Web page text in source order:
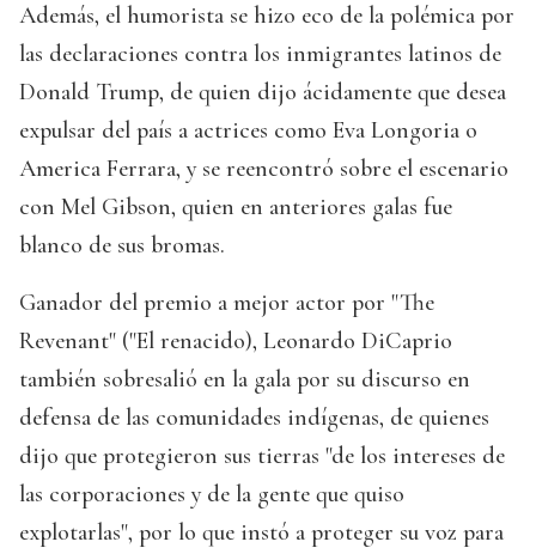
Además, el humorista se hizo eco de la polémica por
las declaraciones contra los inmigrantes latinos de
Donald Trump, de quien dijo ácidamente que desea
expulsar del país a actrices como Eva Longoria o
America Ferrara, y se reencontró sobre el escenario
con Mel Gibson, quien en anteriores galas fue
blanco de sus bromas.
Ganador del premio a mejor actor por "The
Revenant" ("El renacido), Leonardo DiCaprio
también sobresalió en la gala por su discurso en
defensa de las comunidades indígenas, de quienes
dijo que protegieron sus tierras "de los intereses de
las corporaciones y de la gente que quiso
explotarlas", por lo que instó a proteger su voz para